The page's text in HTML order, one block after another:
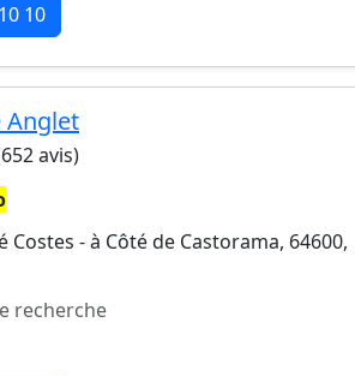
10
Anglet
avis)
Costes - à Côté de Castorama, 64600,
recherche